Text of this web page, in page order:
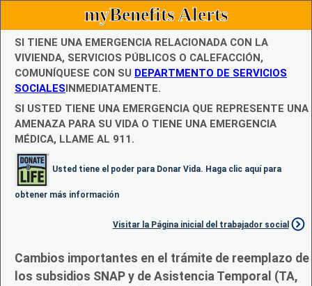
myBenefits Alerts
SI TIENE UNA EMERGENCIA RELACIONADA CON LA
VIVIENDA, SERVICIOS PÚBLICOS O CALEFACCIÓN,
COMUNÍQUESE CON SU DEPARTMENTO DE SERVICIOS
SOCIALESINMEDIATAMENTE.
SI USTED TIENE UNA EMERGENCIA QUE REPRESENTE UNA
AMENAZA PARA SU VIDA O TIENE UNA EMERGENCIA
MÉDICA, LLAME AL 911.
Usted tiene el poder para Donar Vida. Haga clic aquí para
obtener más información
Visitar la Página inicial del trabajador social
Cambios importantes en el trámite de reemplazo de
los subsidios SNAP y de Asistencia Temporal (TA,